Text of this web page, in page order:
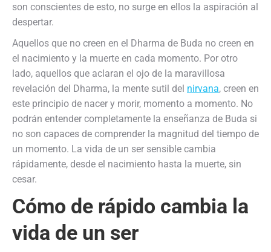
son conscientes de esto, no surge en ellos la aspiración al
despertar.
Aquellos que no creen en el Dharma de Buda no creen en
el nacimiento y la muerte en cada momento. Por otro
lado, aquellos que aclaran el ojo de la maravillosa
revelación del Dharma, la mente sutil del nirvana, creen en
este principio de nacer y morir, momento a momento. No
podrán entender completamente la enseñanza de Buda si
no son capaces de comprender la magnitud del tiempo de
un momento. La vida de un ser sensible cambia
rápidamente, desde el nacimiento hasta la muerte, sin
cesar.
Cómo de rápido cambia la
vida de un ser